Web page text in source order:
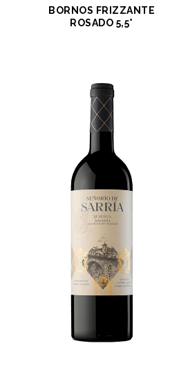
BORNOS FRIZZANTE
ROSADO 5,5°